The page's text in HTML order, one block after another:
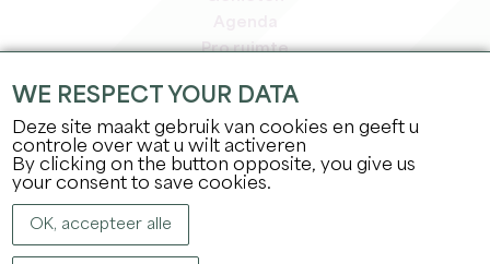
Pro ruimte
Pers ruimte
Banen & stages
Juridische informatie
Privacybeleid
WE RESPECT YOUR DATA
Deze site maakt gebruik van cookies en geeft u
controle over wat u wilt activeren
By clicking on the button opposite, you give us
your consent to save cookies.
OK, accepteer alle